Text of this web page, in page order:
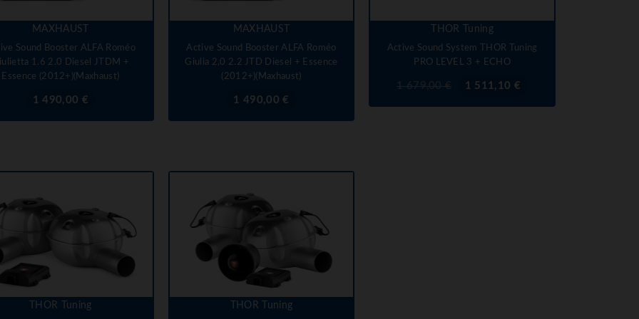
MAXHAUST
Sound Booster ALFA Roméo
1.6 2.0 Diesel JTDM +
Essence (2012+)(Maxhaust)
Prix1 490,00 €
MAXHAUST
Active Sound Booster ALFA Roméo
Giulia 2,0 2.2 JTD Diesel + Essence
(2012+)(Maxhaust)
Prix1 490,00 €
THOR Tuning
Active Sound System THOR Tuning
PRO LEVEL 3 + ECHO
Prix
1 679,00 € Prix1 511,10 €
THOR Tuning THOR Tuning